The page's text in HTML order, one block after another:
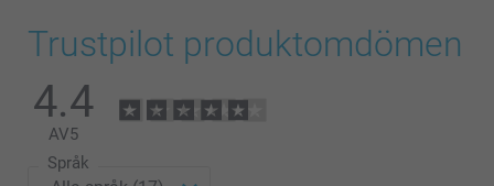
Trustpilot produktomdömen
4.4
AV5
Språk